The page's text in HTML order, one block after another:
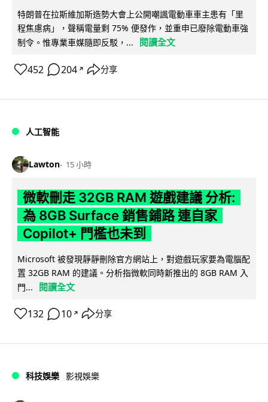
特朗普在拉斯維加斯造勢大會上公開嘲諷電動車車主患有「里
程焦慮病」，聲稱電量剩 75% 便發作，並重申已廢除電動車強
制令。惟專業車媒隨即反駁，...
閱讀全文
452 204 ↗ 分享
人工智能
Lawton 15 小時
微軟刪走 32GB RAM 遊戲建議 分析:
為 8GB Surface 銷售鋪路 連自家
Copilot+ 門檻也未到
Microsoft 被發現靜靜刪除官方網站上，對遊戲玩家要為電腦配
置 32GB RAM 的建議。分析指微軟同時新推出的 8GB RAM 入
門...
閱讀全文
132 10 ↗ 分享
科技娛樂 影視娛樂